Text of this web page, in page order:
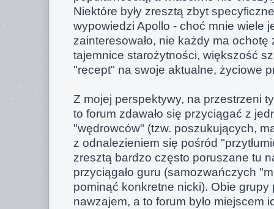
Niektóre były zresztą zbyt
wypowiedzi Apollo - choć mnie wiele
zainteresowało, nie każdy ma ochotę
tajemnice starożytności, większość
"recept" na swoje aktualne, życiowe
Z mojej perspektywy, na przestrzeni
to forum zdawało się przyciągać z
"wędrowców" (tzw. poszukujących,
z odnalezieniem się pośród
zresztą bardzo często poruszane tu
przyciągało guru (samozwańczych
pominąć konkretne nicki). Obie grupy
nawzajem, a to forum było miejscem